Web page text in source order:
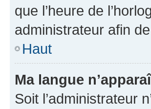
que l’heure de
administrateur afin
Haut
Ma langue
Soit l’administrateur